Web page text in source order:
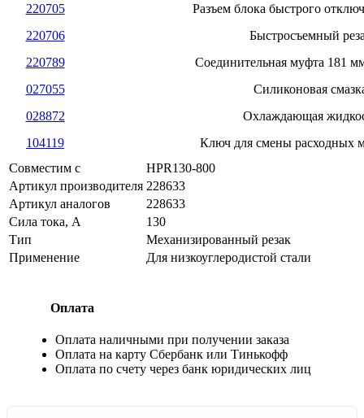
220705
Разъем блока быстрого
220706
Быстросъемный
220789
Соединительная муфта 181
027055
Силиконовая
028872
Охлаждающая
104119
Ключ для смены расходных
Совместим с
HPR130-800
Артикул производителя 228633
Артикул аналогов
228633
Сила тока, А
130
Тип
Механизированный резак
Применение
Для низкоуглеродистой стали
Оплата
Оплата наличными при получении заказа
Оплата на карту Сбербанк или Тинькофф
Оплата по счету через банк юридических лиц